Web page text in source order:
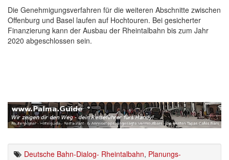
Die Genehmigungsverfahren für die weiteren Abschnitte zwischen
Offenburg und Basel laufen auf Hochtouren. Bei gesicherter
Finanzierung kann der Ausbau der Rheintalbahn bis zum Jahr
2020 abgeschlossen sein.
Deutsche Bahn-Dialog- Rheintalbahn, Planungs-